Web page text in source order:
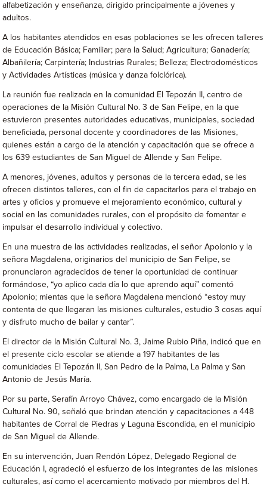
alfabetización y enseñanza, dirigido principalmente a jóvenes y
adultos.
A los habitantes atendidos en esas poblaciones se les ofrecen talleres
de Educación Básica; Familiar; para la Salud; Agricultura; Ganadería;
Albañilería; Carpintería; Industrias Rurales; Belleza; Electrodomésticos
y Actividades Artísticas (música y danza folclórica).
La reunión fue realizada en la comunidad El Tepozán II, centro de
operaciones de la Misión Cultural No. 3 de San Felipe, en la que
estuvieron presentes autoridades educativas, municipales, sociedad
beneficiada, personal docente y coordinadores de las Misiones,
quienes están a cargo de la atención y capacitación que se ofrece a
los 639 estudiantes de San Miguel de Allende y San Felipe.
A menores, jóvenes, adultos y personas de la tercera edad, se les
ofrecen distintos talleres, con el fin de capacitarlos para el trabajo en
artes y oficios y promueve el mejoramiento económico, cultural y
social en las comunidades rurales, con el propósito de fomentar e
impulsar el desarrollo individual y colectivo.
En una muestra de las actividades realizadas, el señor Apolonio y la
señora Magdalena, originarios del municipio de San Felipe, se
pronunciaron agradecidos de tener la oportunidad de continuar
formándose, “yo aplico cada día lo que aprendo aquí” comentó
Apolonio; mientas que la señora Magdalena mencionó “estoy muy
contenta de que llegaran las misiones culturales, estudio 3 cosas aquí
y disfruto mucho de bailar y cantar”.
El director de la Misión Cultural No. 3, Jaime Rubio Piña, indicó que en
el presente ciclo escolar se atiende a 197 habitantes de las
comunidades El Tepozán II, San Pedro de la Palma, La Palma y San
Antonio de Jesús María.
Por su parte, Serafín Arroyo Chávez, como encargado de la Misión
Cultural No. 90, señaló que brindan atención y capacitaciones a 448
habitantes de Corral de Piedras y Laguna Escondida, en el municipio
de San Miguel de Allende.
En su intervención, Juan Rendón López, Delegado Regional de
Educación I, agradeció el esfuerzo de los integrantes de las misiones
culturales, así como el acercamiento motivado por miembros del H.